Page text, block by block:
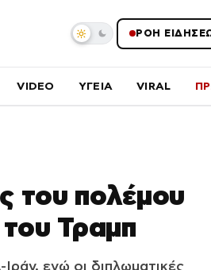
ΡΟΗ
VIDEO ΥΓΕΙΑ VIRAL
του πολέμου
Τραμπ
ενώ οι διπλωματικές